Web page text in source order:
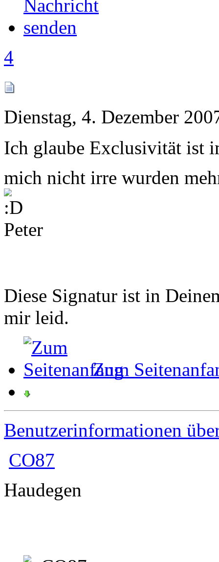
4
Dienstag, 4. Dezember
Ich glaube Exclusivität ist
mich nicht irre wurden
Peter
Diese Signatur ist in
mir leid.
Zum
Benutzerinformationen
CO87
Haudegen